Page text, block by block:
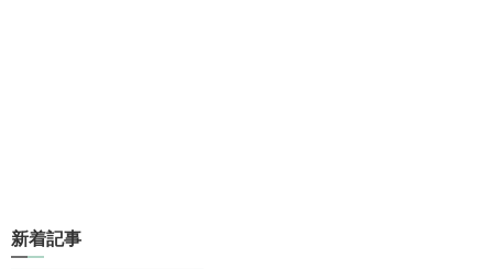
新着記事